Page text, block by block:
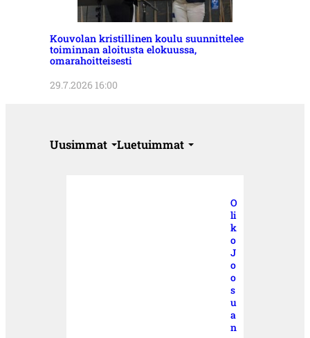
Kouvolan kristillinen koulu suunnittelee
toiminnan aloitusta elokuussa,
omarahoitteisesti
29.7.2026 16:00
Uusimmat Luetuimmat
O
li
k
o
J
o
o
s
u
a
n